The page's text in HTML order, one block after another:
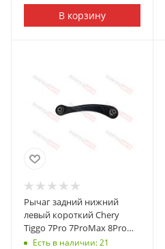
В корзину
Рычаг задний нижний
левый короткий Chery
Tiggo 7Pro 7ProMax 8Pro
8ProMax Exeed LX Omoda
Есть в наличии: 21